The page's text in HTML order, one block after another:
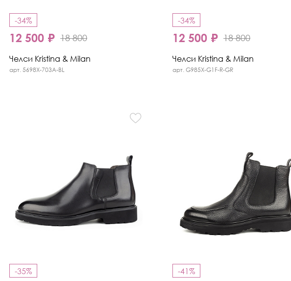
-34%
12 500 ₽ 18 800
Челси Kristina & Milan
арт. 5698X-703A-BL
-34%
12 500 ₽ 18 800
Челси Kristina & Milan
арт. G985X-G1F-R-GR
-35% -41%